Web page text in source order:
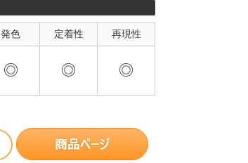
発色 定着性 再現性
◎ ◎ ◎